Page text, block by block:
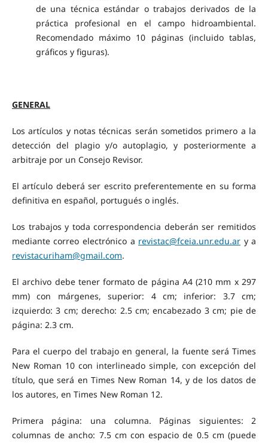
de una técnica estándar o trabajos derivados de la
práctica profesional en el campo hidroambiental.
Recomendado máximo 10 páginas (incluido tablas,
gráficos y figuras).
GENERAL
Los artículos y notas técnicas serán sometidos primero a la
detección del plagio y/o autoplagio, y posteriormente a
arbitraje por un Consejo Revisor.
El artículo deberá ser escrito preferentemente en su forma
definitiva en español, portugués o inglés.
Los trabajos y toda correspondencia deberán ser remitidos
mediante correo electrónico a revistac@fceia.unr.edu.ar y a
revistacuriham@gmail.com.
El archivo debe tener formato de página A4 (210 mm x 297
mm) con márgenes, superior: 4 cm; inferior: 3.7 cm;
izquierdo: 3 cm; derecho: 2.5 cm; encabezado 3 cm; pie de
página: 2.3 cm.
Para el cuerpo del trabajo en general, la fuente será Times
New Roman 10 con interlineado simple, con excepción del
título, que será en Times New Roman 14, y de los datos de
los autores, en Times New Roman 12.
Primera página: una columna. Páginas siguientes: 2
columnas de ancho: 7.5 cm con espacio de 0.5 cm (puede